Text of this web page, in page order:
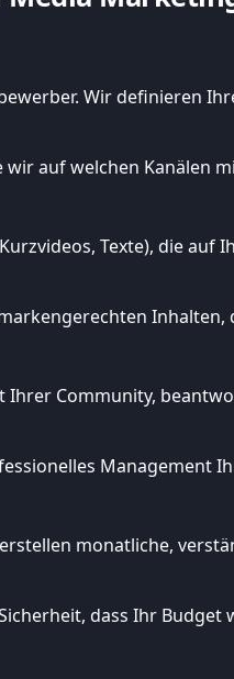
Wir definieren
auf welchen Kanälen
Texte), die
Inhalten,
Community,
Management
monatliche,
dass Ihr